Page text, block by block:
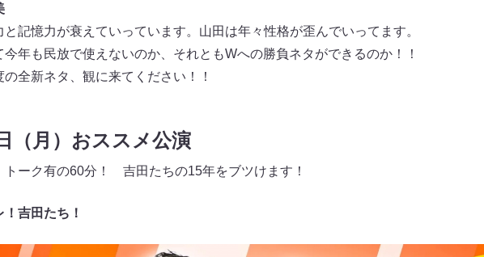
と記憶⼒が衰えていっています。⼭⽥は年々性格が歪んでいってます。
今年も⺠放で使えないのか、それともWへの勝負ネタができるのか！！
の全新ネタ、観に来てください！！
（月）おススメ公演
トーク有の60分！ 吉⽥たちの15年をブツけます！
！吉⽥たち！